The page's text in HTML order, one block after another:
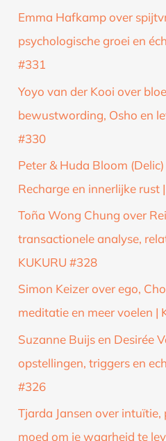
Emma Hafkamp over
psychologische groei en
#331
Yoyo van der Kooi over
bewustwording, Osho en
#330
Peter & Huda Bloom
Recharge en innerlijke rust
Toña Wong Chung over
transactionele analyse,
KUKURU #328
Simon Keizer over ego,
meditatie en meer voelen |
Suzanne Buijs en Desirée
opstellingen, triggers en
#326
Tjarda Jansen over intuïtie,
moed om je waarheid te